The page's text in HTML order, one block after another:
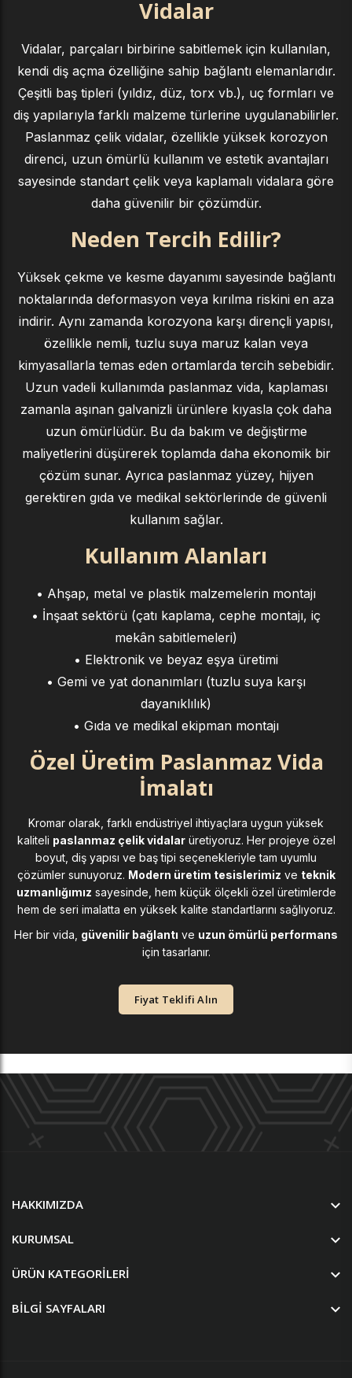
Vidalar
Vidalar, parçaları birbirine sabitlemek için kullanılan,
kendi diş açma özelliğine sahip bağlantı elemanlarıdır.
Çeşitli baş tipleri (yıldız, düz, torx vb.), uç formları ve
diş yapılarıyla farklı malzeme türlerine uygulanabilirler.
Paslanmaz çelik vidalar, özellikle yüksek korozyon
direnci, uzun ömürlü kullanım ve estetik avantajları
sayesinde standart çelik veya kaplamalı vidalara göre
daha güvenilir bir çözümdür.
Neden Tercih Edilir?
Yüksek çekme ve kesme dayanımı sayesinde bağlantı
noktalarında deformasyon veya kırılma riskini en aza
indirir. Aynı zamanda korozyona karşı dirençli yapısı,
özellikle nemli, tuzlu suya maruz kalan veya
kimyasallarla temas eden ortamlarda tercih sebebidir.
Uzun vadeli kullanımda paslanmaz vida, kaplaması
zamanla aşınan galvanizli ürünlere kıyasla çok daha
uzun ömürlüdür. Bu da bakım ve değiştirme
maliyetlerini düşürerek toplamda daha ekonomik bir
çözüm sunar. Ayrıca paslanmaz yüzey, hijyen
gerektiren gıda ve medikal sektörlerinde de güvenli
kullanım sağlar.
Kullanım Alanları
• Ahşap, metal ve plastik malzemelerin montajı
• İnşaat sektörü (çatı kaplama, cephe montajı, iç
mekân sabitlemeleri)
• Elektronik ve beyaz eşya üretimi
• Gemi ve yat donanımları (tuzlu suya karşı
dayanıklılık)
• Gıda ve medikal ekipman montajı
Özel Üretim Paslanmaz Vida
İmalatı
Kromar olarak, farklı endüstriyel ihtiyaçlara uygun yüksek
kaliteli paslanmaz çelik vidalarüretiyoruz. Her projeye özel
boyut, diş yapısı ve baş tipi seçenekleriyle tam uyumlu
çözümler sunuyoruz. Modern üretim tesislerimiz ve teknik
uzmanlığımız sayesinde, hem küçük ölçekli özel üretimlerde
hem de seri imalatta en yüksek kalite standartlarını sağlıyoruz.
Her bir vida, güvenilir bağlantı ve uzun ömürlü performans
için tasarlanır.
Fiyat Teklifi Alın
HAKKIMIZDA
KURUMSAL
ÜRÜN KATEGORILERI
BILGI SAYFALARI